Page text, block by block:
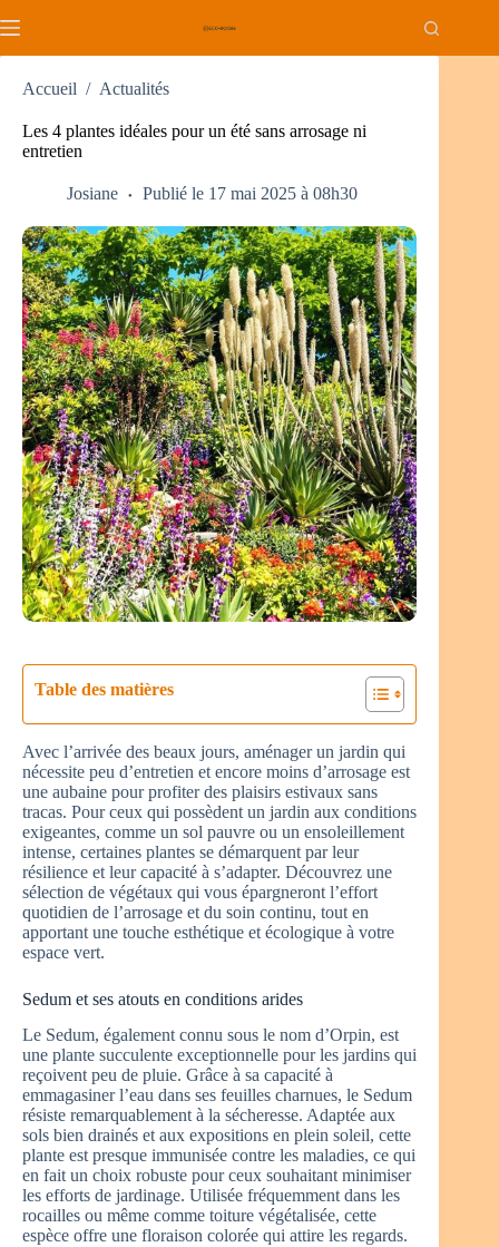
au
Accueil / Actualités
Les 4 plantes idéales pour un été sans arrosage ni
entretien
Josiane Publié le 17 mai 2025 à 08h30
Table des matières
Avec l’arrivée des beaux jours, aménager un jardin qui
nécessite peu d’entretien et encore moins d’arrosage est
une aubaine pour profiter des plaisirs estivaux sans
tracas. Pour ceux qui possèdent un jardin aux conditions
exigeantes, comme un sol pauvre ou un ensoleillement
intense, certaines plantes se démarquent par leur
résilience et leur capacité à s’adapter. Découvrez une
sélection de végétaux qui vous épargneront l’effort
quotidien de l’arrosage et du soin continu, tout en
apportant une touche esthétique et écologique à votre
espace vert.
Sedum et ses atouts en conditions arides
Le Sedum, également connu sous le nom d’Orpin, est
une plante succulente exceptionnelle pour les jardins qui
reçoivent peu de pluie. Grâce à sa capacité à
emmagasiner l’eau dans ses feuilles charnues, le Sedum
résiste remarquablement à la sécheresse. Adaptée aux
sols bien drainés et aux expositions en plein soleil, cette
plante est presque immunisée contre les maladies, ce qui
en fait un choix robuste pour ceux souhaitant minimiser
les efforts de jardinage. Utilisée fréquemment dans les
rocailles ou même comme toiture végétalisée, cette
espèce offre une floraison colorée qui attire les regards.